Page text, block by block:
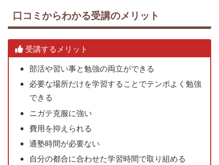
口コミからわかる受講のメリット
受講するメリット
部活や習い事と勉強の両立ができる
必要な場所だけを学習することでテンポよく勉強
できる
ニガテ克服に強い
費用を抑えられる
通塾時間が必要ない
自分の都合に合わせた学習時間で取り組める